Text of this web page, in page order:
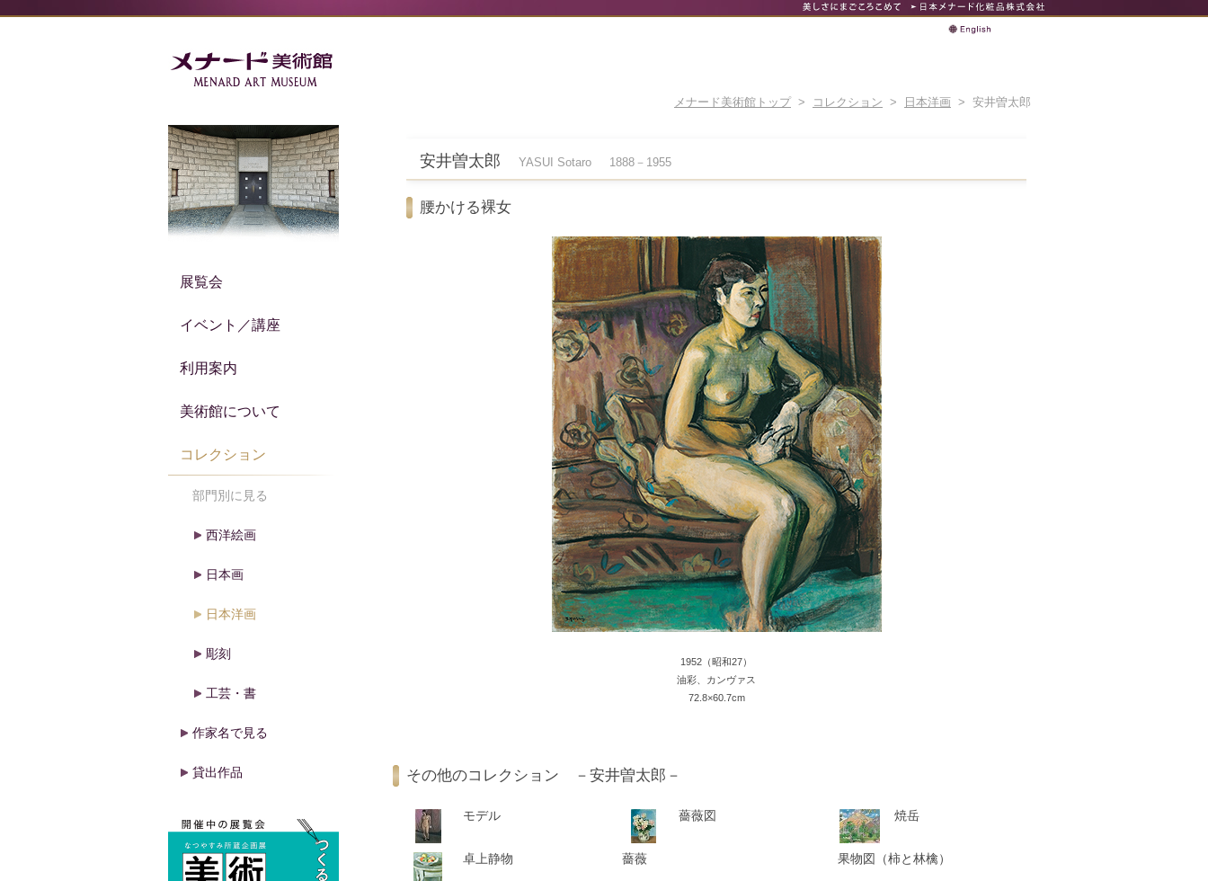
メナード美術館トップ > コレクション > 日本洋画 > 安井曽太郎
安井曽太郎 YASUI Sotaro 1888－1955
腰かける裸女
1952（昭和27）
油彩、カンヴァス
72.8×60.7cm
その他のコレクション －安井曽太郎－
モデル 薔薇図 焼岳
卓上静物 薔薇 果物図（柿と林檎）
展覧会
イベント／講座
利用案内
美術館について
コレクション
部門別に見る
西洋絵画
日本画
日本洋画
彫刻
工芸・書
作家名で見る
貸出作品